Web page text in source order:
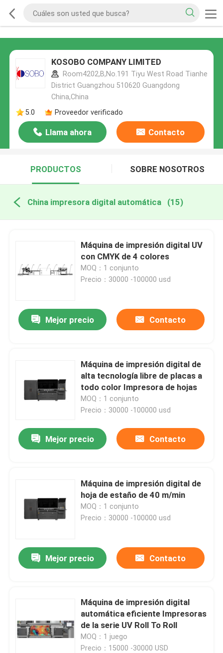
KOSOBO COMPANY LIMITED
Room4202,B,No.191 Tiyu West Road Tianhe
District Guangzhou 510620 Guangdong
China,China
5.0
Proveedor verificado
Llama ahora Contacto
PRODUCTOS SOBRE NOSOTROS
China impresora digital automática (15)
Máquina de impresión digital UV
con CMYK de 4 colores
MOQ：1 conjunto
Precio：30000 -100000 usd
Mejor precio Contacto
Máquina de impresión digital de
alta tecnología libre de placas a
todo color Impresora de hojas
MOQ：1 conjunto
Precio：30000 -100000 usd
Mejor precio Contacto
Máquina de impresión digital de
hoja de estaño de 40 m/min
MOQ：1 conjunto
Precio：30000 -100000 usd
Mejor precio Contacto
Máquina de impresión digital
automática eficiente Impresoras
de la serie UV Roll To Roll
MOQ：1 juego
Precio：15000 -30000 USD